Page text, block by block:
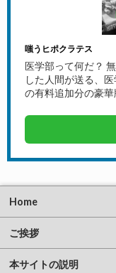
嗤うヒポクラテス
医学部って何だ？
した人間が送る、
の有料追加分の豪華
Home
ご挨拶
本サイトの説明